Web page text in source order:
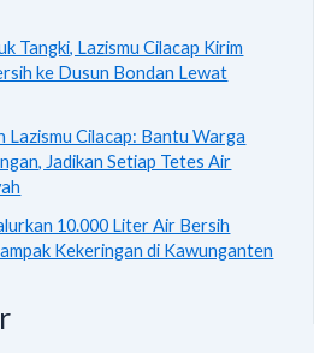
Tangki, Lazismu Cilacap Kirim
ke Dusun Bondan Lewat
Lazismu Cilacap: Bantu Warga
Jadikan Setiap Tetes Air
10.000 Liter Air Bersih
Kekeringan di Kawunganten